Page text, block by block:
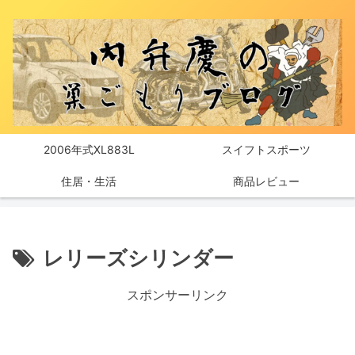
2006年式XL883L スイフトスポーツ
住居・生活 商品レビュー
レリーズシリンダー
スポンサーリンク